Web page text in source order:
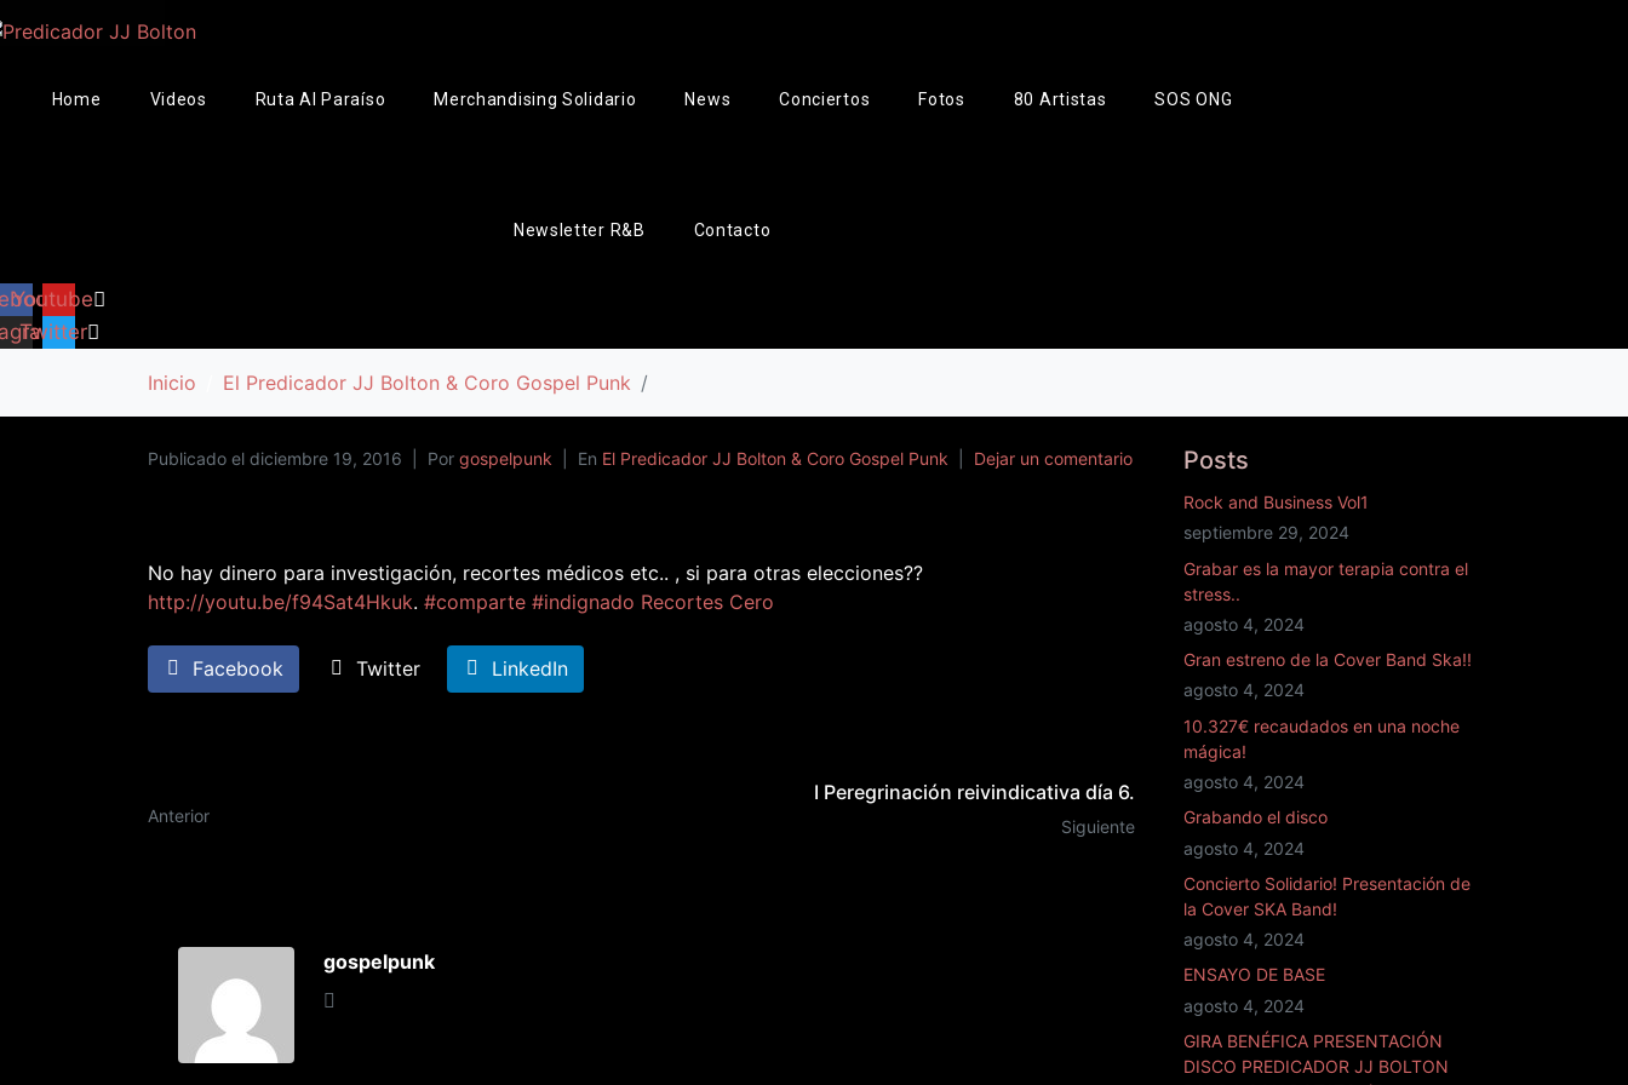
Home Videos Ruta Al Paraíso Merchandising Solidario News Conciertos Fotos 80 Artistas SOS ONG
Newsletter R&B Contacto
Youtube
Twitter
Inicio El Predicador JJ Bolton & Coro Gospel Punk
Publicado el diciembre 19, 2016 Por gospelpunk En El Predicador JJ Bolton & Coro Gospel Punk Dejar un comentario
No hay dinero para investigación, recortes médicos etc.. , si para otras elecciones??
http://youtu.be/f94Sat4Hkuk. #comparte #indignado Recortes Cero
Facebook Twitter LinkedIn
Anterior
I Peregrinación reivindicativa día 6.
Siguiente
gospelpunk
Posts
Rock and Business Vol1
septiembre 29, 2024
Grabar es la mayor terapia contra el
stress..
agosto 4, 2024
Gran estreno de la Cover Band Ska!!
agosto 4, 2024
10.327€ recaudados en una noche
mágica!
agosto 4, 2024
Grabando el disco
agosto 4, 2024
Concierto Solidario! Presentación de
la Cover SKA Band!
agosto 4, 2024
ENSAYO DE BASE
agosto 4, 2024
GIRA BENÉFICA PRESENTACIÓN
DISCO PREDICADOR JJ BOLTON